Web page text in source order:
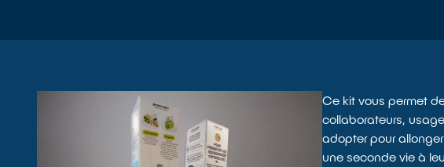
Ce kit vous permet
collaborateurs,
adopter pour
une seconde vie à